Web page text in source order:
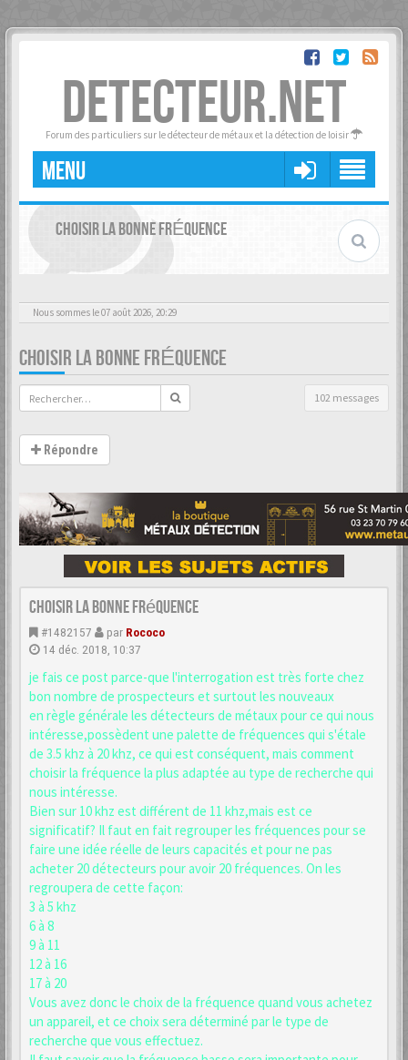
DETECTEUR.NET
Forum des particuliers sur le détecteur de métaux et la détection de loisir
MENU
CHOISIR LA BONNE FRÉQUENCE
Nous sommes le 07 août 2026, 20:29
CHOISIR LA BONNE FRÉQUENCE
102 messages
Répondre
choisir la bonne fréquence
#1482157 par Rococo
14 déc. 2018, 10:37
je fais ce post parce-que l'interrogation est très forte chez
bon nombre de prospecteurs et surtout les nouveaux
en règle générale les détecteurs de métaux pour ce qui nous
intéresse,possèdent une palette de fréquences qui s'étale
de 3.5 khz à 20 khz, ce qui est conséquent, mais comment
choisir la fréquence la plus adaptée au type de recherche qui
nous intéresse.
Bien sur 10 khz est différent de 11 khz,mais est ce
significatif? Il faut en fait regrouper les fréquences pour se
faire une idée réelle de leurs capacités et pour ne pas
acheter 20 détecteurs pour avoir 20 fréquences. On les
regroupera de cette façon:
3 à 5 khz
6 à 8
9 à 11
12 à 16
17 à 20
Vous avez donc le choix de la fréquence quand vous achetez
un appareil, et ce choix sera déterminé par le type de
recherche que vous effectuez.